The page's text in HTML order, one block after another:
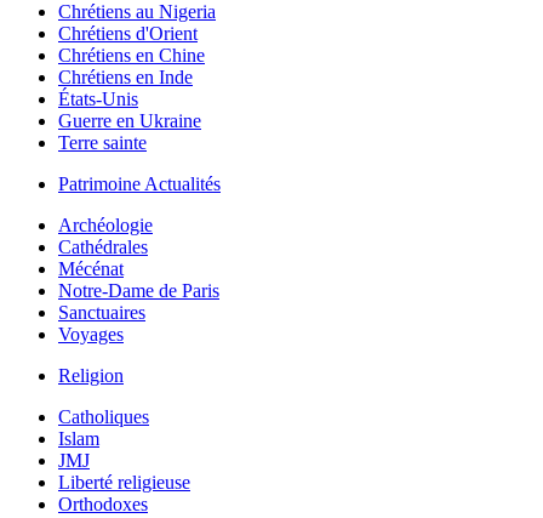
Chrétiens au Nigeria
Chrétiens d'Orient
Chrétiens en Chine
Chrétiens en Inde
États-Unis
Guerre en Ukraine
Terre sainte
Patrimoine Actualités
Archéologie
Cathédrales
Mécénat
Notre-Dame de Paris
Sanctuaires
Voyages
Religion
Catholiques
Islam
JMJ
Liberté religieuse
Orthodoxes